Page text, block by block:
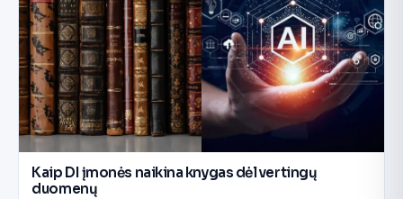
Kaip DI įmonės naikina knygas dėl vertingų
duomenų